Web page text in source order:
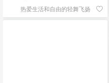
热爱生活和自由的轻舞飞扬